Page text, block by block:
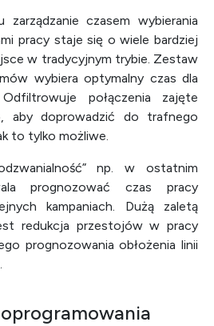
zarządzanie czasem wybierania
pracy staje się o wiele bardziej
w tradycyjnym trybie. Zestaw
wybiera optymalny czas dla
połączenia zajęte
aby doprowadzić do trafnego
to tylko możliwe.
np. w ostatnim
prognozować czas pracy
kampaniach. Dużą zaletą
redukcja przestojów w pracy
prognozowania obłożenia linii